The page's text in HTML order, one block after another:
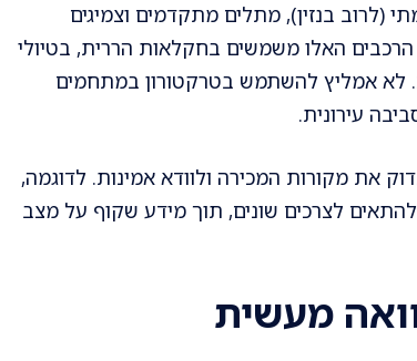
(לרוב בנזין), מתלים מתקדמים וצמיגים
האלו משמשים בחקלאות הררית, בטיולי
לא אמליץ להשתמש בטרקטורון במתחמים
עירונית.
את מקורות המכירה ולוודא אמינות. לדוגמה,
להתאים לצרכים שונים, תוך מידע שקוף על מצב
מעשית